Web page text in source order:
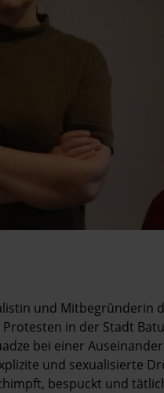
und Mitbegründerin
in der Stadt
bei einer
und sexualisierte
bespuckt und